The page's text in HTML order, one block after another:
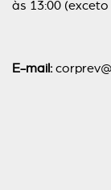
às 13:00
E-mail: